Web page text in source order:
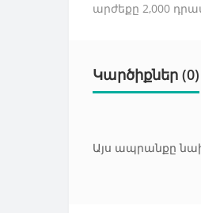
արժեքը 2,000
Կարծիքներ (0)
Այս ապրանքը